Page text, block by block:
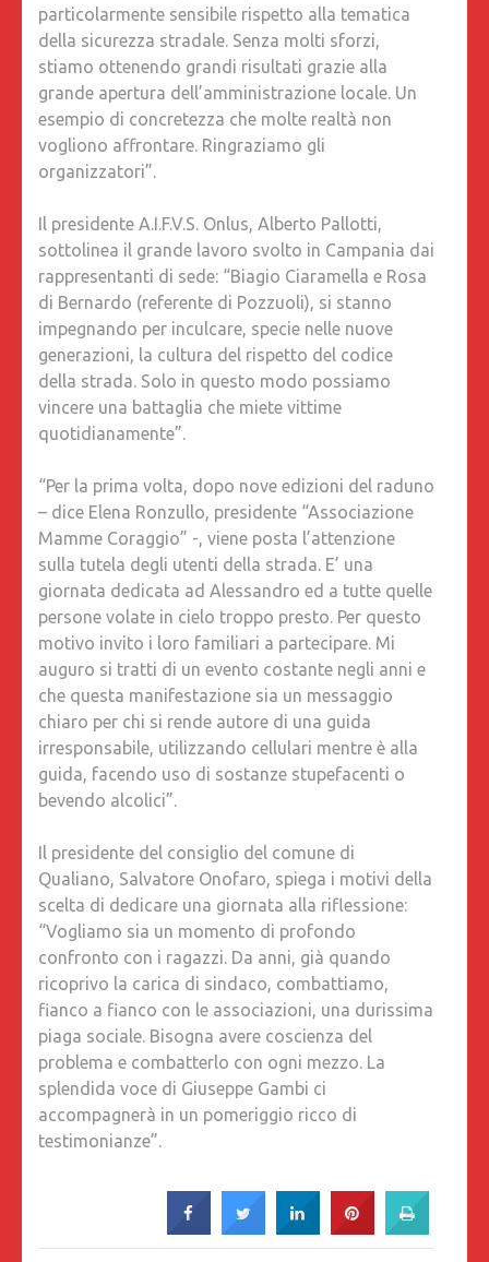
particolarmente sensibile rispetto alla tematica
della sicurezza stradale. Senza molti sforzi,
stiamo ottenendo grandi risultati grazie alla
grande apertura dell’amministrazione locale. Un
esempio di concretezza che molte realtà non
vogliono affrontare. Ringraziamo gli
organizzatori”.
Il presidente A.I.F.V.S. Onlus, Alberto Pallotti,
sottolinea il grande lavoro svolto in Campania dai
rappresentanti di sede: “Biagio Ciaramella e Rosa
di Bernardo (referente di Pozzuoli), si stanno
impegnando per inculcare, specie nelle nuove
generazioni, la cultura del rispetto del codice
della strada. Solo in questo modo possiamo
vincere una battaglia che miete vittime
quotidianamente”.
“Per la prima volta, dopo nove edizioni del raduno
– dice Elena Ronzullo, presidente “Associazione
Mamme Coraggio” -, viene posta l’attenzione
sulla tutela degli utenti della strada. E’ una
giornata dedicata ad Alessandro ed a tutte quelle
persone volate in cielo troppo presto. Per questo
motivo invito i loro familiari a partecipare. Mi
auguro si tratti di un evento costante negli anni e
che questa manifestazione sia un messaggio
chiaro per chi si rende autore di una guida
irresponsabile, utilizzando cellulari mentre è alla
guida, facendo uso di sostanze stupefacenti o
bevendo alcolici”.
Il presidente del consiglio del comune di
Qualiano, Salvatore Onofaro, spiega i motivi della
scelta di dedicare una giornata alla riflessione:
“Vogliamo sia un momento di profondo
confronto con i ragazzi. Da anni, già quando
ricoprivo la carica di sindaco, combattiamo,
fianco a fianco con le associazioni, una durissima
piaga sociale. Bisogna avere coscienza del
problema e combatterlo con ogni mezzo. La
splendida voce di Giuseppe Gambi ci
accompagnerà in un pomeriggio ricco di
testimonianze”.